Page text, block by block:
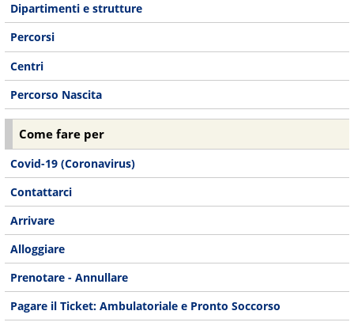
Dipartimenti e strutture
Percorsi
Centri
Percorso Nascita
Come fare per
Covid-19 (Coronavirus)
Contattarci
Arrivare
Alloggiare
Prenotare - Annullare
Pagare il Ticket: Ambulatoriale e Pronto Soccorso